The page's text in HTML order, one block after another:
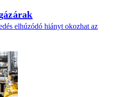
elhúzódó hiányt okozhat az